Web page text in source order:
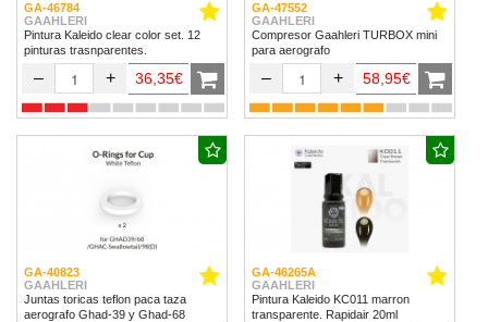
GA-46784
GAAHLERI
Pintura Kaleido clear color set. 12
pinturas trasnparentes.
– + 36,35€
GA-47552
GAAHLERI
Compresor Gaahleri TURBOX mini
para aerografo
– + 58,95€
GA-40823
GAAHLERI
Juntas toricas teflon paca taza
aerografo Ghad-39 y Ghad-68
GA-46265A
GAAHLERI
Pintura Kaleido KC011 marron
transparente. Rapidair 20ml